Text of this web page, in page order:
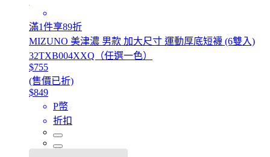
滿1件享89折
MIZUNO 美津濃 男款 加大尺寸 運動厚底短襪 (6雙入)
32TXB004XXQ（任選一色）
$755
(售價已折)
$849
P幣
折扣